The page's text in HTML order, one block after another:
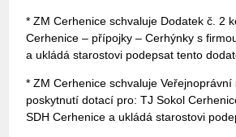
* ZM Cerhenice schvaluje Dodatek č. 2
Cerhenice – přípojky – Cerhýnky s
a ukládá starostovi podepsat tento
* ZM Cerhenice schvaluje Veřejnoprávní
poskytnutí dotací pro: TJ Sokol
SDH Cerhenice a ukládá starostovi